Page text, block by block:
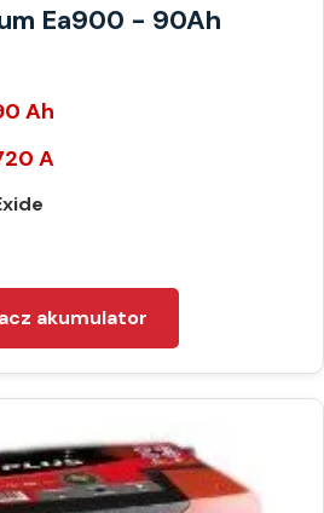
Ea900 - 90Ah
Ah
A
akumulator